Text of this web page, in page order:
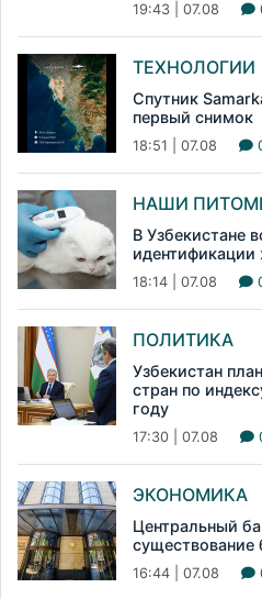
19:43 | 07.08
ТЕХНОЛОГИИ
Спутник
первый снимок
18:51 | 07.08
НАШИ
В Узбекистане
18:14 | 07.08
ПОЛИТИКА
Узбекистан
стран по
году
17:30 | 07.08
ЭКОНОМИКА
Центральный
существование
16:44 | 07.08